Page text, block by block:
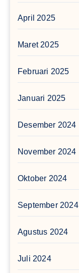
April 2025
Maret 2025
Februari 2025
Januari 2025
Desember 2024
November 2024
Oktober 2024
September 2024
Agustus 2024
Juli 2024